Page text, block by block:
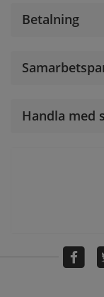
Betalning
Handla med